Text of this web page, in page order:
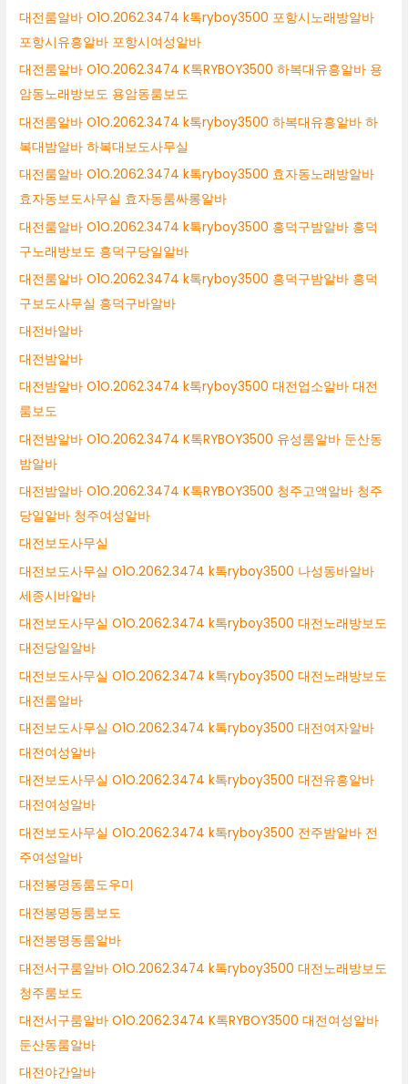
대전룸알바 O1O.2062.3474 k톡ryboy3500 포항시노래방알바
포항시유흥알바 포항시여성알바
대전룸알바 O1O.2062.3474 K톡RYBOY3500 하복대유흥알바 용
암동노래방보도 용암동룸보도
대전룸알바 O1O.2062.3474 k톡ryboy3500 하복대유흥알바 하
복대밤알바 하복대보도사무실
대전룸알바 O1O.2062.3474 k톡ryboy3500 효자동노래방알바
효자동보도사무실 효자동룸싸롱알바
대전룸알바 O1O.2062.3474 k톡ryboy3500 흥덕구밤알바 흥덕
구노래방보도 흥덕구당일알바
대전룸알바 O1O.2062.3474 k톡ryboy3500 흥덕구밤알바 흥덕
구보도사무실 흥덕구바알바
대전바알바
대전밤알바
대전밤알바 O1O.2062.3474 k톡ryboy3500 대전업소알바 대전
룸보도
대전밤알바 O1O.2062.3474 K톡RYBOY3500 유성룸알바 둔산동
밤알바
대전밤알바 O1O.2062.3474 K톡RYBOY3500 청주고액알바 청주
당일알바 청주여성알바
대전보도사무실
대전보도사무실 O1O.2062.3474 k톡ryboy3500 나성동바알바
세종시바알바
대전보도사무실 O1O.2062.3474 k톡ryboy3500 대전노래방보도
대전당일알바
대전보도사무실 O1O.2062.3474 k톡ryboy3500 대전노래방보도
대전룸알바
대전보도사무실 O1O.2062.3474 k톡ryboy3500 대전여자알바
대전여성알바
대전보도사무실 O1O.2062.3474 k톡ryboy3500 대전유흥알바
대전여성알바
대전보도사무실 O1O.2062.3474 k톡ryboy3500 전주밤알바 전
주여성알바
대전봉명동룸도우미
대전봉명동룸보도
대전봉명동룸알바
대전서구룸알바 O1O.2062.3474 k톡ryboy3500 대전노래방보도
청주룸보도
대전서구룸알바 O1O.2062.3474 K톡RYBOY3500 대전여성알바
둔산동룸알바
대전야간알바